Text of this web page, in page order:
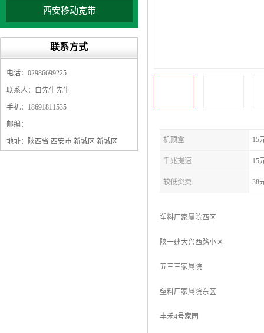
西安移动宽带
联系方式
电话：02986699225
联系人：白先生先生
手机：18691811535
邮编：
地址：陕西省 西安市 新城区 新城区 机顶盒 15
千兆提速 15
较低资费 38
塑料厂家属院西区
陕一建大兴西路小区
五三三家属院
塑料厂家属院东区
丰禾4号家园